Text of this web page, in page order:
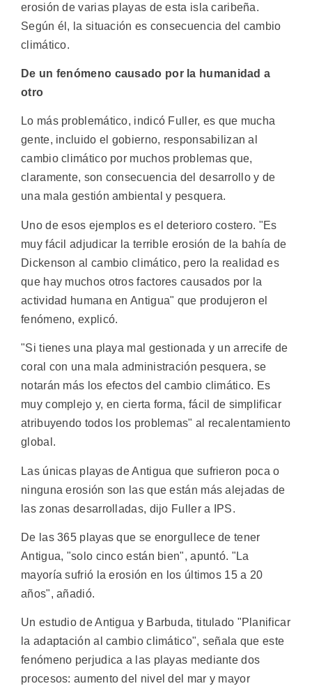
erosión de varias playas de esta isla caribeña.
Según él, la situación es consecuencia del cambio
climático.
De un fenómeno causado por la humanidad a
otro
Lo más problemático, indicó Fuller, es que mucha
gente, incluido el gobierno, responsabilizan al
cambio climático por muchos problemas que,
claramente, son consecuencia del desarrollo y de
una mala gestión ambiental y pesquera.
Uno de esos ejemplos es el deterioro costero. "Es
muy fácil adjudicar la terrible erosión de la bahía de
Dickenson al cambio climático, pero la realidad es
que hay muchos otros factores causados por la
actividad humana en Antigua" que produjeron el
fenómeno, explicó.
"Si tienes una playa mal gestionada y un arrecife de
coral con una mala administración pesquera, se
notarán más los efectos del cambio climático. Es
muy complejo y, en cierta forma, fácil de simplificar
atribuyendo todos los problemas" al recalentamiento
global.
Las únicas playas de Antigua que sufrieron poca o
ninguna erosión son las que están más alejadas de
las zonas desarrolladas, dijo Fuller a IPS.
De las 365 playas que se enorgullece de tener
Antigua, "solo cinco están bien", apuntó. "La
mayoría sufrió la erosión en los últimos 15 a 20
años", añadió.
Un estudio de Antigua y Barbuda, titulado "Planificar
la adaptación al cambio climático", señala que este
fenómeno perjudica a las playas mediante dos
procesos: aumento del nivel del mar y mayor